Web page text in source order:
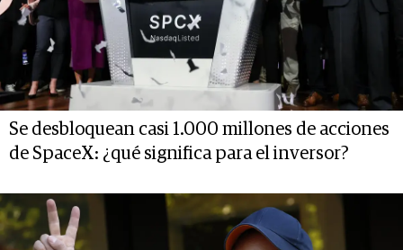
Se desbloquean casi 1.000 millones de acciones
de SpaceX: ¿qué significa para el inversor?